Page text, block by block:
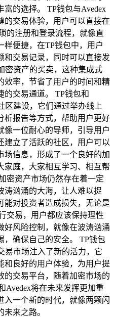
的选择。 TP钱包与Avedex
的交易体验，用户可以直接在
的注册和登录流程，就像直
便捷，在TP钱包中，用户
和交易记录，同时可以直接发
密资产的买卖，这种集成式
效率，节省了用户的时间和精
的交易通道。 TP钱包和
区建设，它们通过举办线上
析报告等方式，帮助用户更好
像一位耐心的导师，引导用户
建立了活跃的社区，用户可以
场信息，形成了一个良好的加
家庭，大家相互学习、相互帮
密资产市场仍然存在着一定
涛汹涌的大海，让人难以捉
能对投资者造成损失，无论是
交易，用户都应该保持理性
好风险控制，就像在波涛汹涌
，确保自己的安全。 TP钱包
易市场注入了新的活力，它
和良好的用户体验，为用户提
的交易平台，随着加密市场的
Avedex将在未来发挥更加重
一个新的时代，就像两颗闪
来之路。